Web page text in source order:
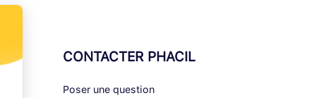
CONTACTER PHACIL
Poser une question